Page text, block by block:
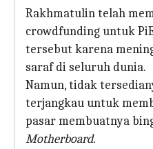
Rakhmatulin telah
crowdfunding untuk
tersebut karena
saraf di seluruh dunia.
Namun, tidak
terjangkau untuk
pasar membuatnya
Motherboard.